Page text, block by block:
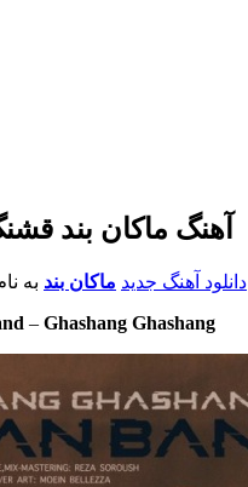
آهنگ ماکان بند
دانلود آهنگ جدید ماکان بند به
– Ghashang Ghashang